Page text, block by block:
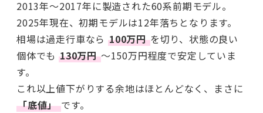
2013年〜2017年に製造された60系前期モデル。
2025年現在、初期モデルは12年落ちとなります。
相場は過走行車なら100万円を切り、状態の良い
個体でも 130万円〜150万円程度で安定していま
す。
これ以上値下がりする余地はほとんどなく、まさに
「底値」です。